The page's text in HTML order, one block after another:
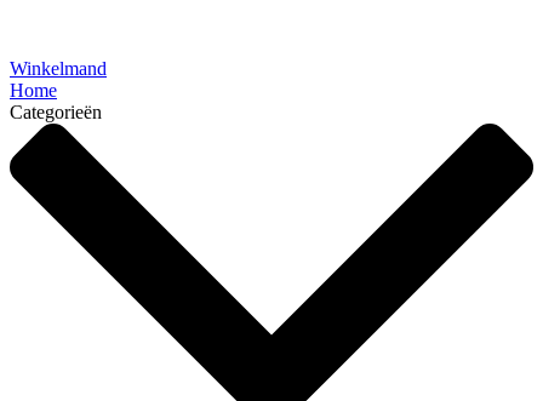
Winkelmand
Home
Categorieën